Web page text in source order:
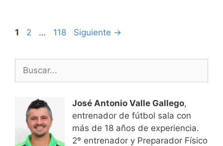
Navegación
entradas
Página
1 Página
2 … Página
118 Siguiente →
José Antonio Valle Gallego,
entrenador de fútbol sala con
más de 18 años de experiencia.
2º entrenador y Preparador Físico